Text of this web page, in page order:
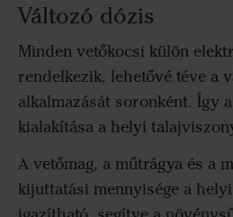
Változó dózis
Minden vetőkocsi külön
rendelkezik, lehetővé téve a
alkalmazását soronként. Így
kialakítása a helyi
A vetőmag, a műtrágya és a
kijuttatási mennyisége a